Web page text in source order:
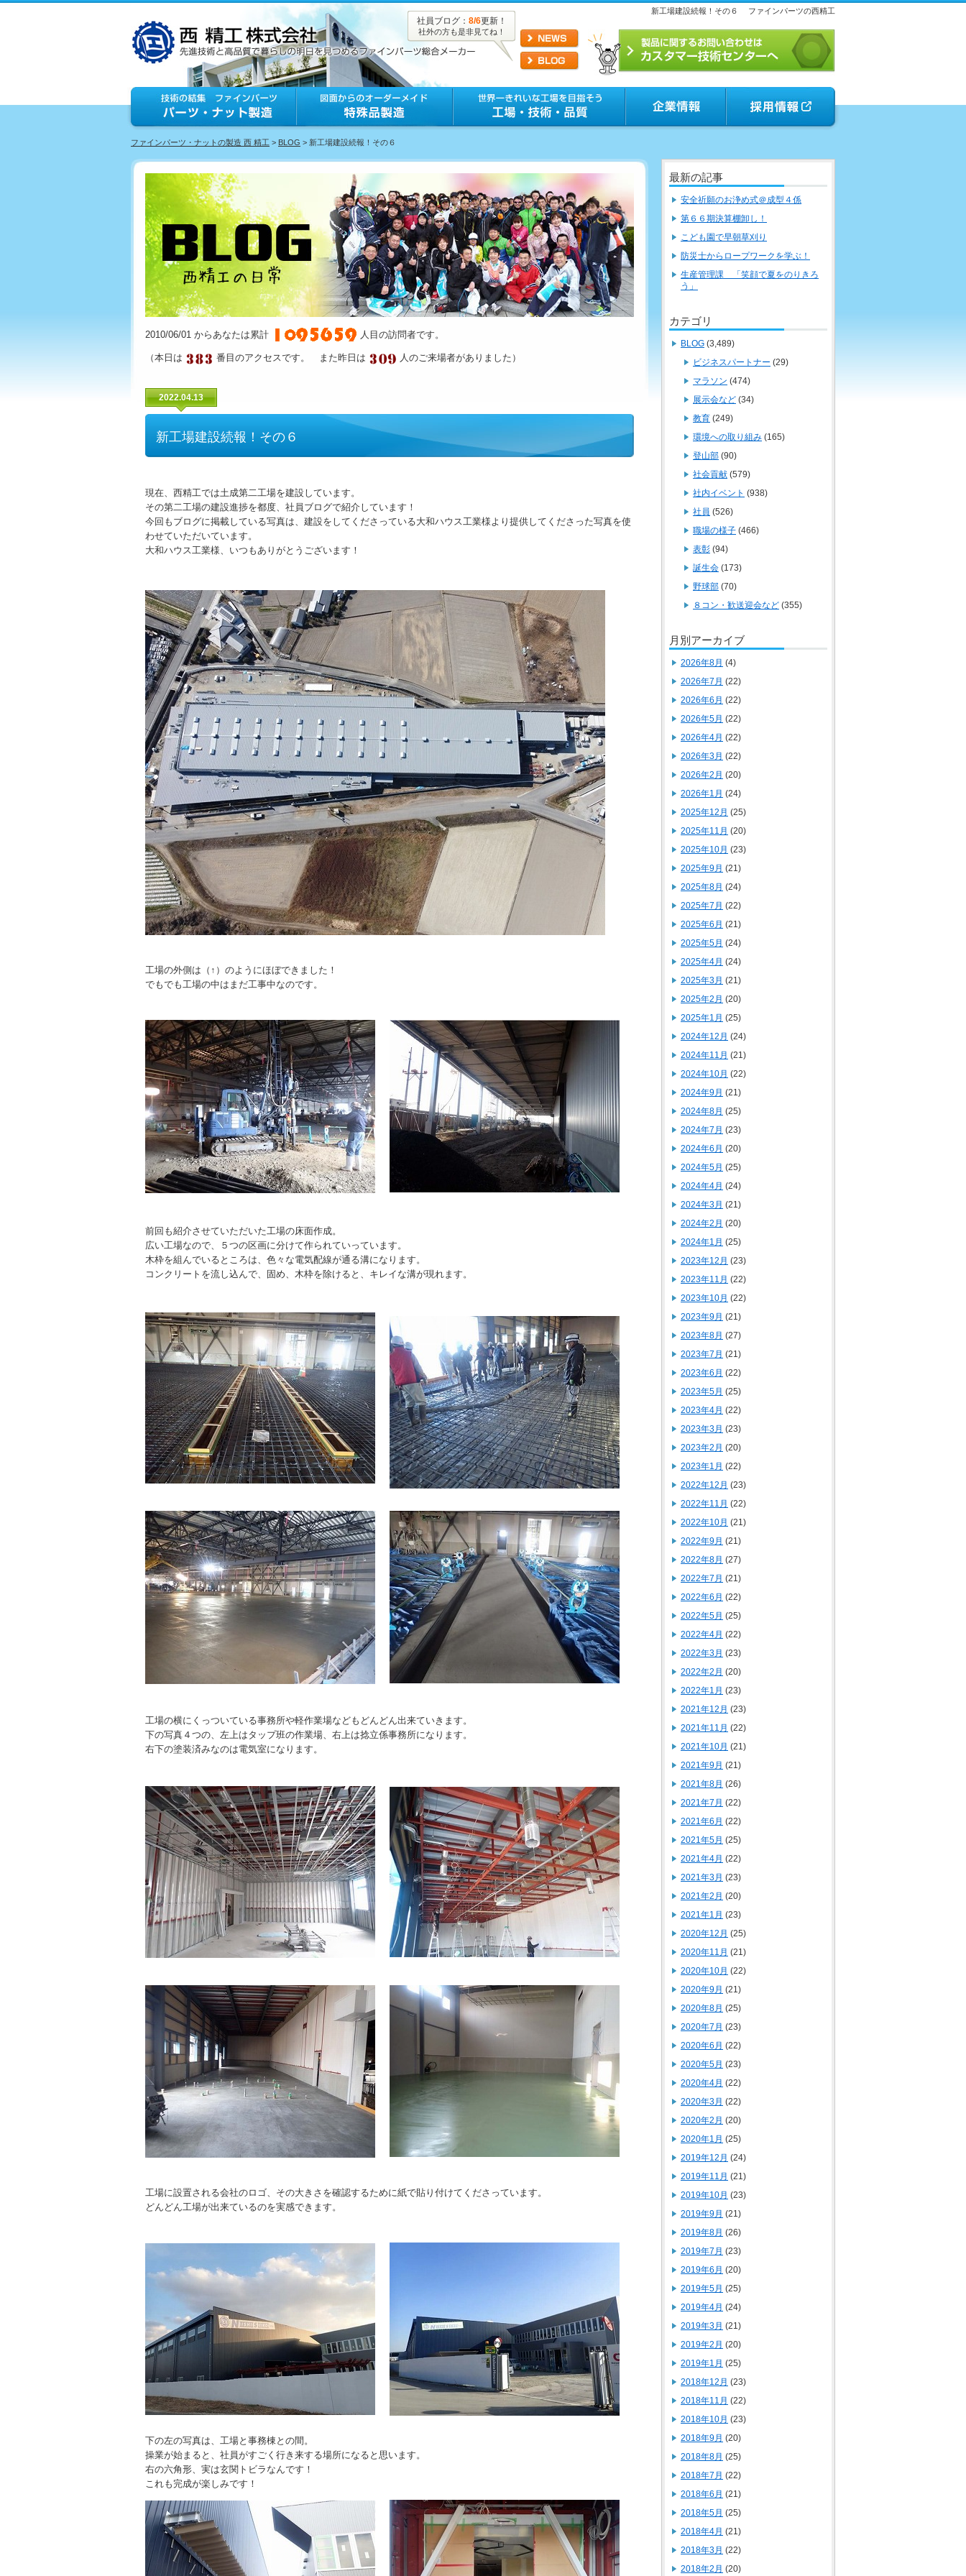
新工場建設続報！その６ ファインパーツの西精工
社員ブログ： 8/6更新！
社外の方も是非見てね！
ファインパーツ・ナットの製造 西 精工 > BLOG > 新工場建設続報！その６
2010/06/01 からあなたは累計 人目の訪問者です。
（本日は 番目のアクセスです。 また昨日は 人のご来場者がありました）
2022.04.13
新工場建設続報！その６
現在、西精工では土成第二工場を建設しています。
その第二工場の建設進捗を都度、社員ブログで紹介しています！
今回もブログに掲載している写真は、建設をしてくださっている大和ハウス工業様より提供してくださった写真を使
わせていただいています。
大和ハウス工業様、いつもありがとうございます！
工場の外側は（↑）のようにほぼできました！
でもでも工場の中はまだ工事中なのです。
前回も紹介させていただいた工場の床面作成。
広い工場なので、５つの区画に分けて作られていっています。
木枠を組んでいるところは、色々な電気配線が通る溝になります。
コンクリートを流し込んで、固め、木枠を除けると、キレイな溝が現れます。
工場の横にくっついている事務所や軽作業場などもどんどん出来ていきます。
下の写真４つの、左上はタップ班の作業場、右上は捻立係事務所になります。
右下の塗装済みなのは電気室になります。
工場に設置される会社のロゴ、その大きさを確認するために紙で貼り付けてくださっています。
どんどん工場が出来ているのを実感できます。
下の左の写真は、工場と事務棟との間。
操業が始まると、社員がすごく行き来する場所になると思います。
右の六角形、実は玄関トビラなんです！
これも完成が楽しみです！
最新の記事
安全祈願のお浄め式＠成型４係
第６６期決算棚卸し！
こども園で早朝草刈り
防災士からロープワークを学ぶ！
生産管理課 「笑顔で夏をのりきろ
う」
カテゴリ
BLOG (3,489)
ビジネスパートナー (29)
マラソン (474)
展示会など (34)
教育 (249)
環境への取り組み (165)
登山部 (90)
社会貢献 (579)
社内イベント (938)
社員 (526)
職場の様子 (466)
表彰 (94)
誕生会 (173)
野球部 (70)
８コン・歓送迎会など (355)
月別アーカイブ
2026年8月 (4)
2026年7月 (22)
2026年6月 (22)
2026年5月 (22)
2026年4月 (22)
2026年3月 (22)
2026年2月 (20)
2026年1月 (24)
2025年12月 (25)
2025年11月 (20)
2025年10月 (23)
2025年9月 (21)
2025年8月 (24)
2025年7月 (22)
2025年6月 (21)
2025年5月 (24)
2025年4月 (24)
2025年3月 (21)
2025年2月 (20)
2025年1月 (25)
2024年12月 (24)
2024年11月 (21)
2024年10月 (22)
2024年9月 (21)
2024年8月 (25)
2024年7月 (23)
2024年6月 (20)
2024年5月 (25)
2024年4月 (24)
2024年3月 (21)
2024年2月 (20)
2024年1月 (25)
2023年12月 (23)
2023年11月 (22)
2023年10月 (22)
2023年9月 (21)
2023年8月 (27)
2023年7月 (21)
2023年6月 (22)
2023年5月 (25)
2023年4月 (22)
2023年3月 (23)
2023年2月 (20)
2023年1月 (22)
2022年12月 (23)
2022年11月 (22)
2022年10月 (21)
2022年9月 (21)
2022年8月 (27)
2022年7月 (21)
2022年6月 (22)
2022年5月 (25)
2022年4月 (22)
2022年3月 (23)
2022年2月 (20)
2022年1月 (23)
2021年12月 (23)
2021年11月 (22)
2021年10月 (21)
2021年9月 (21)
2021年8月 (26)
2021年7月 (22)
2021年6月 (22)
2021年5月 (25)
2021年4月 (22)
2021年3月 (23)
2021年2月 (20)
2021年1月 (23)
2020年12月 (25)
2020年11月 (21)
2020年10月 (22)
2020年9月 (21)
2020年8月 (25)
2020年7月 (23)
2020年6月 (22)
2020年5月 (23)
2020年4月 (22)
2020年3月 (22)
2020年2月 (20)
2020年1月 (25)
2019年12月 (24)
2019年11月 (21)
2019年10月 (23)
2019年9月 (21)
2019年8月 (26)
2019年7月 (23)
2019年6月 (20)
2019年5月 (25)
2019年4月 (24)
2019年3月 (21)
2019年2月 (20)
2019年1月 (25)
2018年12月 (23)
2018年11月 (22)
2018年10月 (23)
2018年9月 (20)
2018年8月 (25)
2018年7月 (22)
2018年6月 (21)
2018年5月 (25)
2018年4月 (21)
2018年3月 (22)
2018年2月 (20)